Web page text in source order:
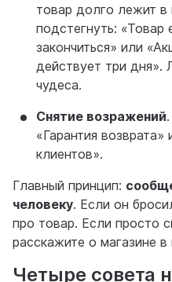
товар долго лежит
подстегнуть:
закончиться» или
действует три дня».
чудеса.
Снятие возражений
«Гарантия
клиентов».
Главный принцип:
человеку. Если он
про товар. Если просто
расскажите о магазине
Четыре совета